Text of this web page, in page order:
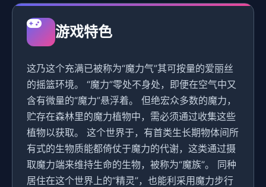
游戏特色
这乃这个充满已被称为“魔力气”其可按量的爱丽丝
的摇篮环境。 “魔力”零处不身处，即便在空气中又
含有微量的“魔力”悬浮着。 但绝宏众多数的魔力，
贮存在森林里的魔力植物中，需必须通过收集这些
植物以获取。 这个世界于，有首类生长期物体间所
有式的生物质能都倚仗于魔力的代谢，这类通过摄
取魔力端来维持生命的生物，被称为“魔族”。 同种
居住在这个世界上的“精灵”，也能利采用魔力步行